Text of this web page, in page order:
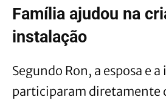
Família ajudou na
instalação
Segundo Ron, a esposa e a
participaram diretamente